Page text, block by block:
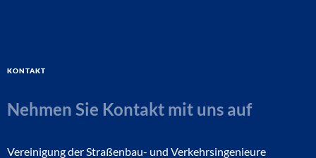
Kontakt
Nehmen Sie Kontakt mit uns auf
Vereinigung der Straßenbau- und Verkehrsingenieure